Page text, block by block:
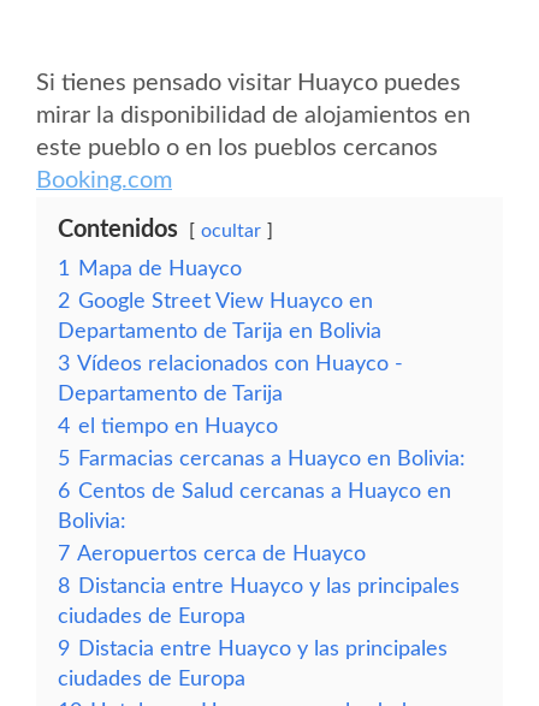
Si tienes pensado visitar Huayco puedes
mirar la disponibilidad de alojamientos en
este pueblo o en los pueblos cercanos
Booking.com
Contenidos ocultar
1
Mapa de Huayco
2 Google Street View Huayco en
Departamento de Tarija en Bolivia
3 Vídeos relacionados con Huayco -
Departamento de Tarija
4 el tiempo en Huayco
5 Farmacias cercanas a Huayco en Bolivia:
6 Centos de Salud cercanas a Huayco en
Bolivia:
7 Aeropuertos cerca de Huayco
8 Distancia entre Huayco y las principales
ciudades de Europa
9 Distacia entre Huayco y las principales
ciudades de Europa